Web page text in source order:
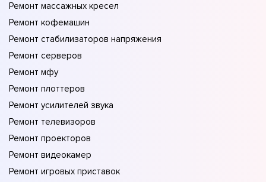
Ремонт массажных кресел
Ремонт кофемашин
Ремонт стабилизаторов напряжения
Ремонт серверов
Ремонт мфу
Ремонт плоттеров
Ремонт усилителей звука
Ремонт телевизоров
Ремонт проекторов
Ремонт видеокамер
Ремонт игровых приставок